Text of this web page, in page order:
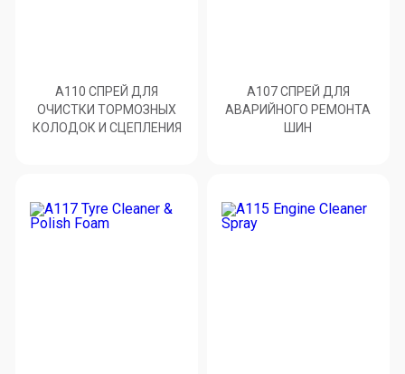
A110 СПРЕЙ ДЛЯ
ОЧИСТКИ ТОРМОЗНЫХ
КОЛОДОК И СЦЕПЛЕНИЯ
A107 СПРЕЙ ДЛЯ
АВАРИЙНОГО РЕМОНТА
ШИН